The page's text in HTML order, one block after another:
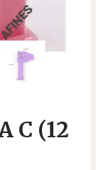
C (12